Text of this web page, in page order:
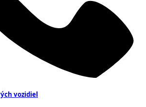
vozidiel